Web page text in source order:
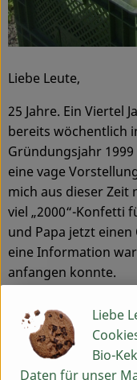
Liebe Leute,
25 Jahre. Ein Viertel
bereits wöchentlich
Gründungsjahr
eine vage
mich aus dieser Zeit
viel „2000“-Konfetti
und Papa jetzt
eine Information
anfangen konnte.
Mir war zu diesem
mehr oder weniger
Eltern befragen)
Dass sich dadurch
Liebe
Bio-
Daten für unser